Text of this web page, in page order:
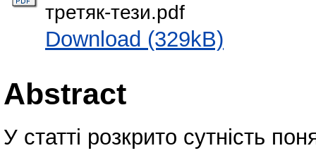
третяк-тези.pdf
Download (329kB)
Abstract
У статті розкрито сутність